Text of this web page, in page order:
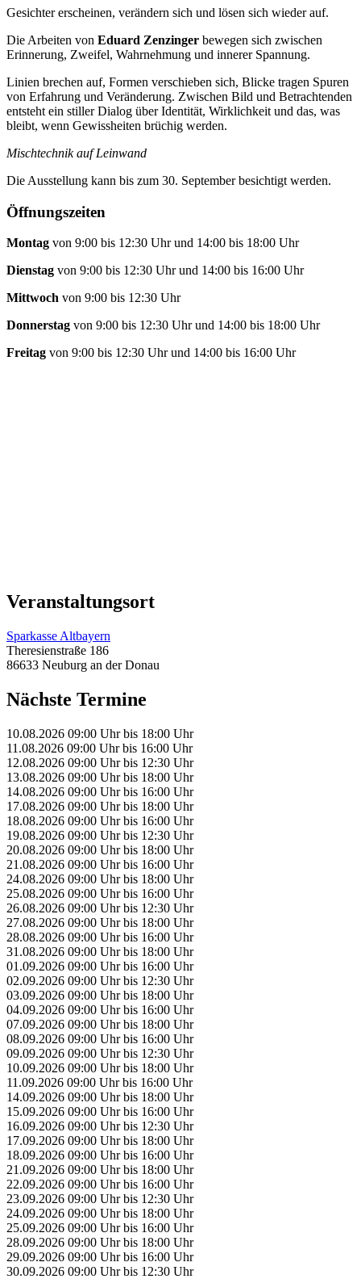
Gesichter erscheinen, verändern sich und lösen sich wieder auf.
Die Arbeiten von Eduard Zenzinger bewegen sich zwischen
Erinnerung, Zweifel, Wahrnehmung und innerer Spannung.
Linien brechen auf, Formen verschieben sich, Blicke tragen Spuren
von Erfahrung und Veränderung. Zwischen Bild und Betrachtenden
entsteht ein stiller Dialog über Identität, Wirklichkeit und das, was
bleibt, wenn Gewissheiten brüchig werden.
Mischtechnik auf Leinwand
Die Ausstellung kann bis zum 30. September besichtigt werden.
Öffnungszeiten
Montag von 9:00 bis 12:30 Uhr und 14:00 bis 18:00 Uhr
Dienstag von 9:00 bis 12:30 Uhr und 14:00 bis 16:00 Uhr
Mittwoch von 9:00 bis 12:30 Uhr
Donnerstag von 9:00 bis 12:30 Uhr und 14:00 bis 18:00 Uhr
Freitag von 9:00 bis 12:30 Uhr und 14:00 bis 16:00 Uhr
Veranstaltungsort
Sparkasse Altbayern
Theresienstraße 186
86633 Neuburg an der Donau
Nächste Termine
10.08.2026 09:00 Uhrbis 18:00 Uhr
11.08.2026 09:00 Uhrbis 16:00 Uhr
12.08.2026 09:00 Uhrbis 12:30 Uhr
13.08.2026 09:00 Uhrbis 18:00 Uhr
14.08.2026 09:00 Uhrbis 16:00 Uhr
17.08.2026 09:00 Uhrbis 18:00 Uhr
18.08.2026 09:00 Uhrbis 16:00 Uhr
19.08.2026 09:00 Uhrbis 12:30 Uhr
20.08.2026 09:00 Uhrbis 18:00 Uhr
21.08.2026 09:00 Uhrbis 16:00 Uhr
24.08.2026 09:00 Uhrbis 18:00 Uhr
25.08.2026 09:00 Uhrbis 16:00 Uhr
26.08.2026 09:00 Uhrbis 12:30 Uhr
27.08.2026 09:00 Uhrbis 18:00 Uhr
28.08.2026 09:00 Uhrbis 16:00 Uhr
31.08.2026 09:00 Uhrbis 18:00 Uhr
01.09.2026 09:00 Uhrbis 16:00 Uhr
02.09.2026 09:00 Uhrbis 12:30 Uhr
03.09.2026 09:00 Uhrbis 18:00 Uhr
04.09.2026 09:00 Uhrbis 16:00 Uhr
07.09.2026 09:00 Uhrbis 18:00 Uhr
08.09.2026 09:00 Uhrbis 16:00 Uhr
09.09.2026 09:00 Uhrbis 12:30 Uhr
10.09.2026 09:00 Uhrbis 18:00 Uhr
11.09.2026 09:00 Uhrbis 16:00 Uhr
14.09.2026 09:00 Uhrbis 18:00 Uhr
15.09.2026 09:00 Uhrbis 16:00 Uhr
16.09.2026 09:00 Uhrbis 12:30 Uhr
17.09.2026 09:00 Uhrbis 18:00 Uhr
18.09.2026 09:00 Uhrbis 16:00 Uhr
21.09.2026 09:00 Uhrbis 18:00 Uhr
22.09.2026 09:00 Uhrbis 16:00 Uhr
23.09.2026 09:00 Uhrbis 12:30 Uhr
24.09.2026 09:00 Uhrbis 18:00 Uhr
25.09.2026 09:00 Uhrbis 16:00 Uhr
28.09.2026 09:00 Uhrbis 18:00 Uhr
29.09.2026 09:00 Uhrbis 16:00 Uhr
30.09.2026 09:00 Uhrbis 12:30 Uhr